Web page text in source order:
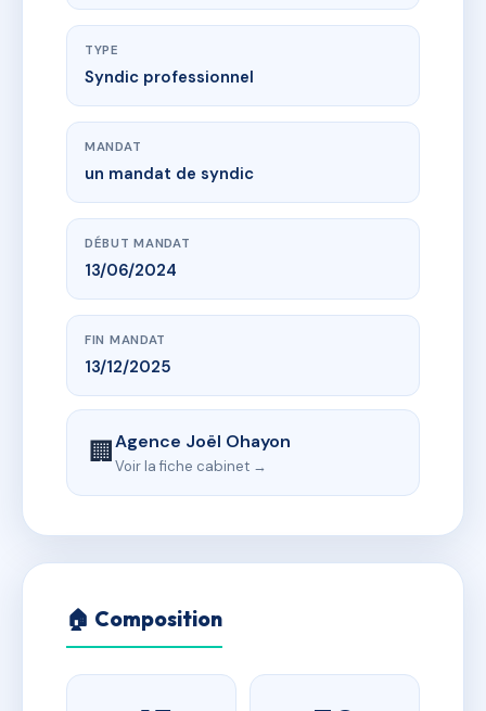
TYPE
Syndic professionnel
MANDAT
un mandat de syndic
DÉBUT MANDAT
13/06/2024
FIN MANDAT
13/12/2025
🏢Agence Joël Ohayon
Voir la fiche cabinet →
🏠 Composition